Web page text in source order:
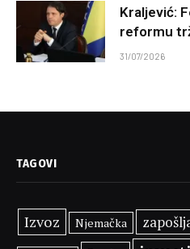
Kraljević:
reformu
31/07/2026
TAGOVI
Izvoz Njemačka